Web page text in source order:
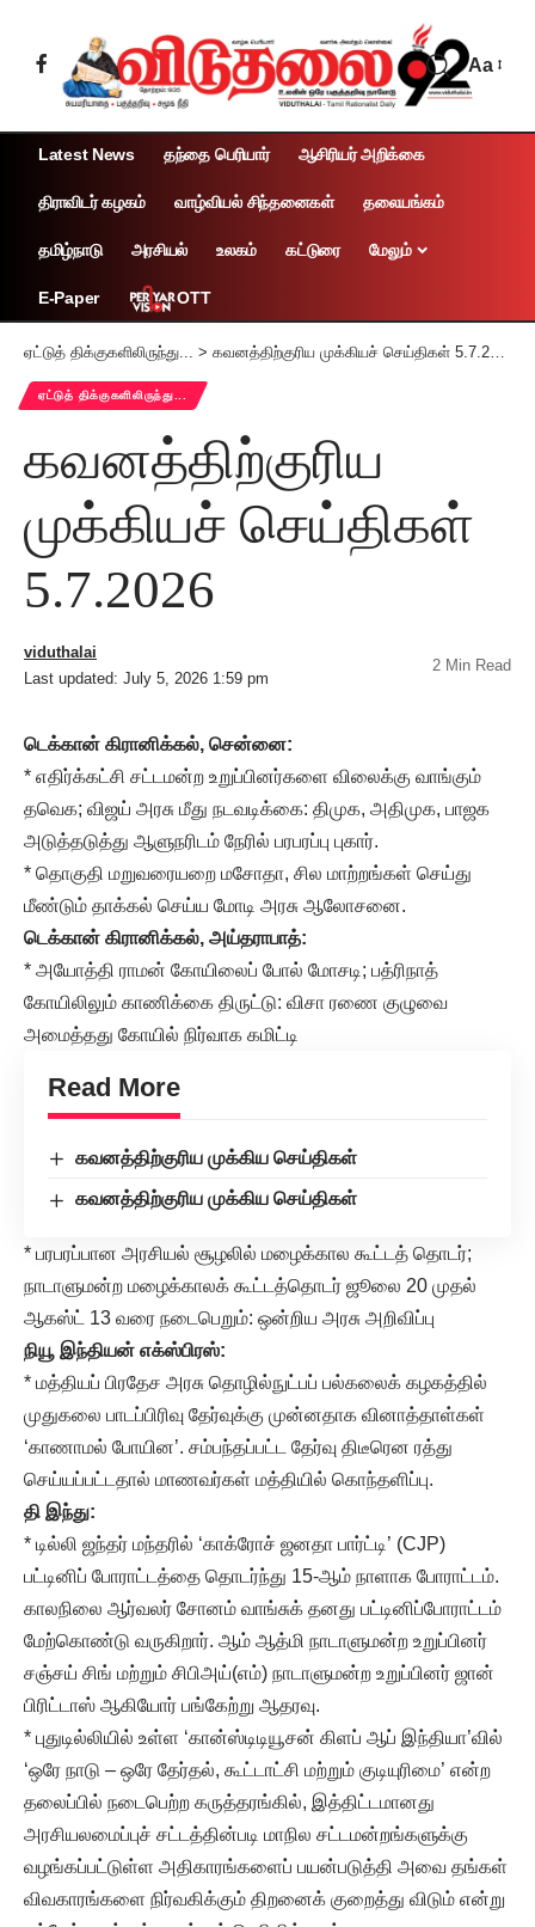
Aa
Latest News தந்தை பெரியார் ஆசிரியர் அறிக்கை
திராவிடர் கழகம் வாழ்வியல் சிந்தனைகள் தலையங்கம்
தமிழ்நாடு அரசியல் உலகம் கட்டுரை மேலும்
E-Paper OTT
ஏட்டுத் திக்குகளிலிருந்து... > கவனத்திற்குரிய முக்கியச் செய்திகள் 5.7.2026
ஏட்டுத் திக்குகளிலிருந்து...
கவனத்திற்குரிய
முக்கியச் செய்திகள்
5.7.2026
Last updated: July 5, 2026 1:59 pm
viduthalai
2 Min Read
டெக்கான் கிரானிக்கல், சென்னை:
* எதிர்க்கட்சி சட்டமன்ற உறுப்பினர்களை விலைக்கு வாங்கும்
தவெக; விஜய் அரசு மீது நடவடிக்கை: திமுக, அதிமுக, பாஜக
அடுத்தடுத்து ஆளுநரிடம் நேரில் பரபரப்பு புகார்.
* தொகுதி மறுவரையறை மசோதா, சில மாற்றங்கள் செய்து
மீண்டும் தாக்கல் செய்ய மோடி அரசு ஆலோசனை.
டெக்கான் கிரானிக்கல், அய்தராபாத்:
* அயோத்தி ராமன் கோயிலைப் போல் மோசடி; பத்ரிநாத்
கோயிலிலும் காணிக்கை திருட்டு: விசா ரணை குழுவை
அமைத்தது கோயில் நிர்வாக கமிட்டி
Read More
கவனத்திற்குரிய முக்கிய செய்திகள்
கவனத்திற்குரிய முக்கிய செய்திகள்
* பரபரப்பான அரசியல் சூழலில் மழைக்கால கூட்டத் தொடர்;
நாடாளுமன்ற மழைக்காலக் கூட்டத்தொடர் ஜூலை 20 முதல்
ஆகஸ்ட் 13 வரை நடைபெறும்: ஒன்றிய அரசு அறிவிப்பு
நியூ இந்தியன் எக்ஸ்பிரஸ்:
* மத்தியப் பிரதேச அரசு தொழில்நுட்பப் பல்கலைக் கழகத்தில்
முதுகலை பாடப்பிரிவு தேர்வுக்கு முன்னதாக வினாத்தாள்கள்
‘காணாமல் போயின’. சம்பந்தப்பட்ட தேர்வு திடீரென ரத்து
செய்யப்பட்டதால் மாணவர்கள் மத்தியில் கொந்தளிப்பு.
தி இந்து:
* டில்லி ஜந்தர் மந்தரில் ‘காக்ரோச் ஜனதா பார்ட்டி’ (CJP)
பட்டினிப் போராட்டத்தை தொடர்ந்து 15-ஆம் நாளாக போராட்டம்.
காலநிலை ஆர்வலர் சோனம் வாங்சுக் தனது பட்டினிப்போராட்டம்
மேற்கொண்டு வருகிறார். ஆம் ஆத்மி நாடாளுமன்ற உறுப்பினர்
சஞ்சய் சிங் மற்றும் சிபிஅய்(எம்) நாடாளுமன்ற உறுப்பினர் ஜான்
பிரிட்டாஸ் ஆகியோர் பங்கேற்று ஆதரவு.
* புதுடில்லியில் உள்ள ‘கான்ஸ்டிடியூசன் கிளப் ஆப் இந்தியா’வில்
‘ஒரே நாடு – ஒரே தேர்தல், கூட்டாட்சி மற்றும் குடியுரிமை’ என்ற
தலைப்பில் நடைபெற்ற கருத்தரங்கில், இத்திட்டமானது
அரசியலமைப்புச் சட்டத்தின்படி மாநில சட்டமன்றங்களுக்கு
வழங்கப்பட்டுள்ள அதிகாரங்களைப் பயன்படுத்தி அவை தங்கள்
விவகாரங்களை நிர்வகிக்கும் திறனைக் குறைத்து விடும் என்று